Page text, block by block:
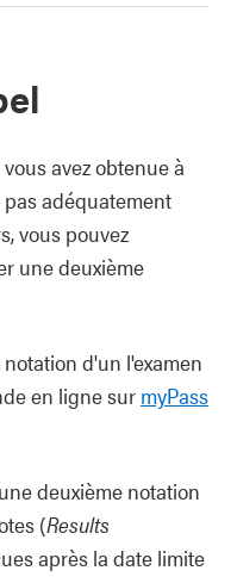
avez obtenue à
adéquatement
vous pouvez
une deuxième
d'un l'examen
en ligne surmyPass
deuxième notation
(Results
après la date limite